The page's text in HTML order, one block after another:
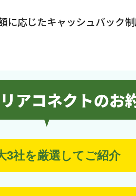
に応じたキャッシュバック制
アコネクトのお
3社を厳選してご紹介